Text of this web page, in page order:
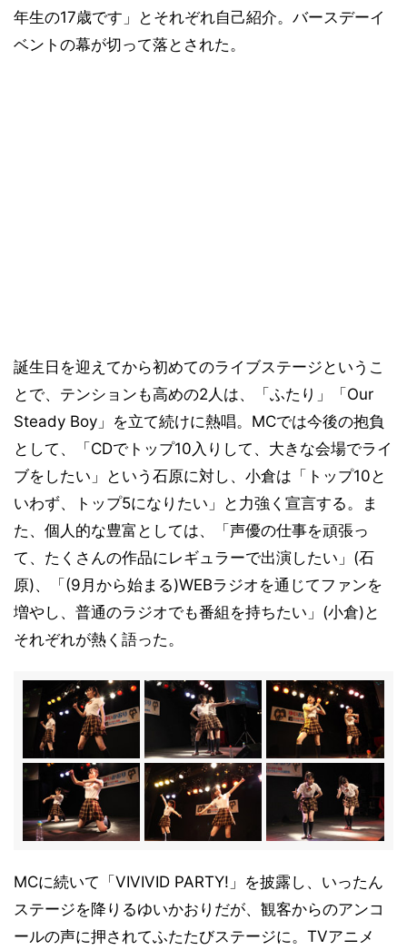
年生の17歳です」とそれぞれ自己紹介。バースデーイ
ベントの幕が切って落とされた。
誕生日を迎えてから初めてのライブステージというこ
とで、テンションも高めの2人は、「ふたり」「Our
Steady Boy」を立て続けに熱唱。MCでは今後の抱負
として、「CDでトップ10入りして、大きな会場でライ
ブをしたい」という石原に対し、小倉は「トップ10と
いわず、トップ5になりたい」と力強く宣言する。ま
た、個人的な豊富としては、「声優の仕事を頑張っ
て、たくさんの作品にレギュラーで出演したい」(石
原)、「(9月から始まる)WEBラジオを通じてファンを
増やし、普通のラジオでも番組を持ちたい」(小倉)と
それぞれが熱く語った。
MCに続いて「VIVIVID PARTY!」を披露し、いったん
ステージを降りるゆいかおりだが、観客からのアンコ
ールの声に押されてふたたびステージに。TVアニメ